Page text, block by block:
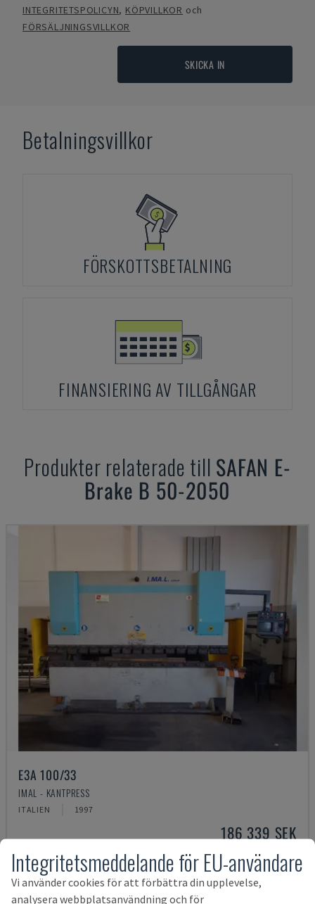
INTEGRITETSPOLICYN, KÖPVILLKOR och
FÖRSÄLJNINGSVILLKOR
SKICKA IN
Betalningsvillkor
FÖRSKOTTSBETALNING
FINANSIERING AV TILLGÅNGAR
Produkter relaterade till SAFAN E-
Brake B 50-2050
E3A 100/33
IMAL - KANTPRESS
ITALIEN 1997
186 339 SEK
Integritetsmeddelande för EU-användare
Vi använder cookies för att förbättra din upplevelse,
analysera webbplatsanvändning och för